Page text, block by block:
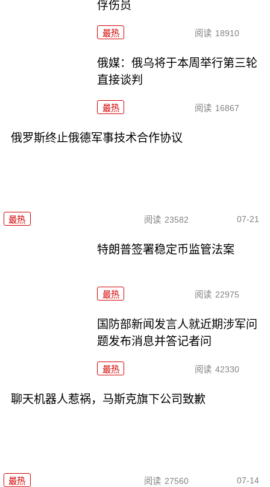
俘伤员
最热 阅读 18910
俄媒：俄乌将于本周举行第三轮
直接谈判
最热 阅读 16867
俄罗斯终止俄德军事技术合作协议
最热 阅读 23582 07-21
特朗普签署稳定币监管法案
最热 阅读 22975
国防部新闻发言人就近期涉军问
题发布消息并答记者问
最热 阅读 42330
聊天机器人惹祸，马斯克旗下公司致歉
最热 阅读 27560 07-14